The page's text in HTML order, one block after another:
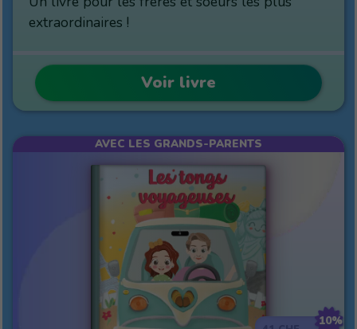
extraordinaires !
Voir livre
10%
AVEC LES GRANDS-PARENTS